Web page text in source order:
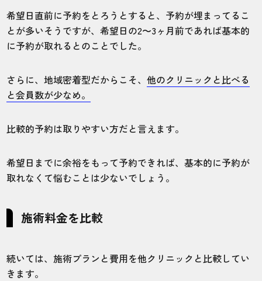
希望日直前に予約をとろうとすると、予約が埋まってるこ
とが多いそうですが、希望日の2〜3ヶ月前であれば基本的
に予約が取れるとのことでした。
さらに、地域密着型だからこそ、他のクリニックと比べる
と会員数が少なめ。
比較的予約は取りやすい方だと言えます。
希望日までに余裕をもって予約できれば、基本的に予約が
取れなくて悩むことは少ないでしょう。
施術料金を比較
続いては、施術プランと費用を他クリニックと比較してい
きます。